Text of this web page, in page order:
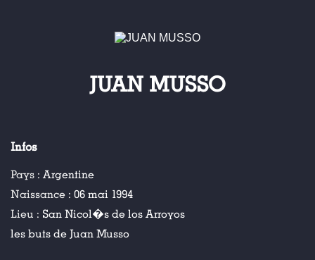
JUAN MUSSO
Infos
Pays : Argentine
Naissance : 06 mai 1994
Lieu : San Nicol�s de los Arroyos
les buts de Juan Musso